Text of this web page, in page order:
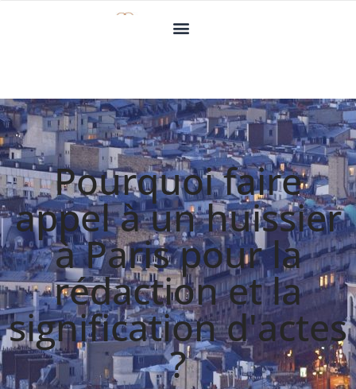
Pourquoi faire
appel à un huissier
à Paris pour la
rédaction et la
signification d'actes
?